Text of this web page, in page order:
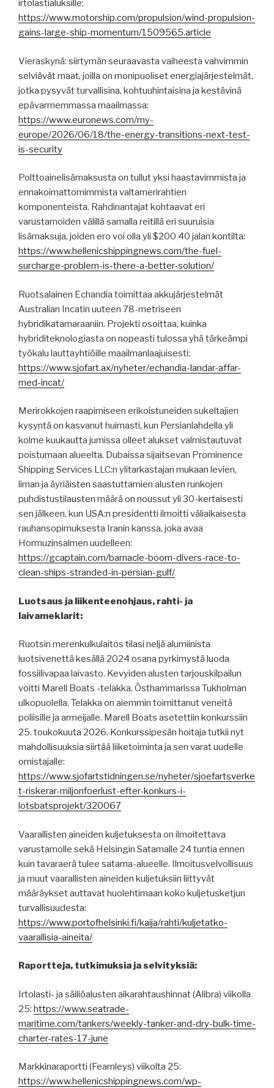
irtolastialuksille:
https://www.motorship.com/propulsion/wind-propulsion-
gains-large-ship-momentum/1509565.article
Vieraskynä: siirtymän seuraavasta vaiheesta vahvimmin
selviävät maat, joilla on monipuoliset energiajärjestelmät,
jotka pysyvät turvallisina, kohtuuhintaisina ja kestävinä
epävarmemmassa maailmassa:
https://www.euronews.com/my-
europe/2026/06/18/the-energy-transitions-next-test-
is-security
Polttoainelisämaksusta on tullut yksi haastavimmista ja
ennakoimattomimmista valtamerirahtien
komponenteista. Rahdinantajat kohtaavat eri
varustamoiden välillä samalla reitillä eri suuruisia
lisämaksuja, joiden ero voi olla yli $200 40 jalan kontilta:
https://www.hellenicshippingnews.com/the-fuel-
surcharge-problem-is-there-a-better-solution/
Ruotsalainen Echandia toimittaa akkujärjestelmät
Australian Incatin uuteen 78-metriseen
hybridikatamaraaniin. Projekti osoittaa, kuinka
hybriditeknologiasta on nopeasti tulossa yhä tärkeämpi
työkalu lauttayhtiöille maailmanlaajuisesti:
https://www.sjofart.ax/nyheter/echandia-landar-affar-
med-incat/
Merirokkojen raapimiseen erikoistuneiden sukeltajien
kysyntä on kasvanut huimasti, kun Persianlahdella yli
kolme kuukautta jumissa olleet alukset valmistautuvat
poistumaan alueelta. Dubaissa sijaitsevan Prominence
Shipping Services LLC:n ylitarkastajan mukaan levien,
liman ja äyriäisten saastuttamien alusten runkojen
puhdistustilausten määrä on noussut yli 30-kertaisesti
sen jälkeen, kun USA:n presidentti ilmoitti väliaikaisesta
rauhansopimuksesta Iranin kanssa, joka avaa
Hormuzinsalmen uudelleen:
https://gcaptain.com/barnacle-boom-divers-race-to-
clean-ships-stranded-in-persian-gulf/
Luotsaus ja liikenteenohjaus, rahti- ja
laivameklarit:
Ruotsin merenkulkulaitos tilasi neljä alumiinista
luotsivenettä kesällä 2024 osana pyrkimystä luoda
fossiilivapaa laivasto. Kevyiden alusten tarjouskilpailun
voitti Marell Boats -telakka, Östhammarissa Tukholman
ulkopuolella. Telakka on aiemmin toimittanut veneitä
poliisille ja armeijalle. Marell Boats asetettiin konkurssiin
25. toukokuuta 2026. Konkurssipesän hoitaja tutkii nyt
mahdollisuuksia siirtää liiketoiminta ja sen varat uudelle
omistajalle:
https://www.sjofartstidningen.se/nyheter/sjoefartsverke
t-riskerar-miljonfoerlust-efter-konkurs-i-
lotsbatsprojekt/320067
Vaarallisten aineiden kuljetuksesta on ilmoitettava
varustamolle sekä Helsingin Satamalle 24 tuntia ennen
kuin tavaraerä tulee satama-alueelle. Ilmoitusvelvollisuus
ja muut vaarallisten aineiden kuljetuksiin liittyvät
määräykset auttavat huolehtimaan koko kuljetusketjun
turvallisuudesta:
https://www.portofhelsinki.fi/kaija/rahti/kuljetatko-
vaarallisia-aineita/
Raportteja, tutkimuksia ja selvityksiä:
Irtolasti- ja säiliöalusten aikarahtaushinnat (Alibra) viikolla
25: https://www.seatrade-
maritime.com/tankers/weekly-tanker-and-dry-bulk-time-
charter-rates-17-june
Markkinaraportti (Fearnleys) viikolta 25:
https://www.hellenicshippingnews.com/wp-